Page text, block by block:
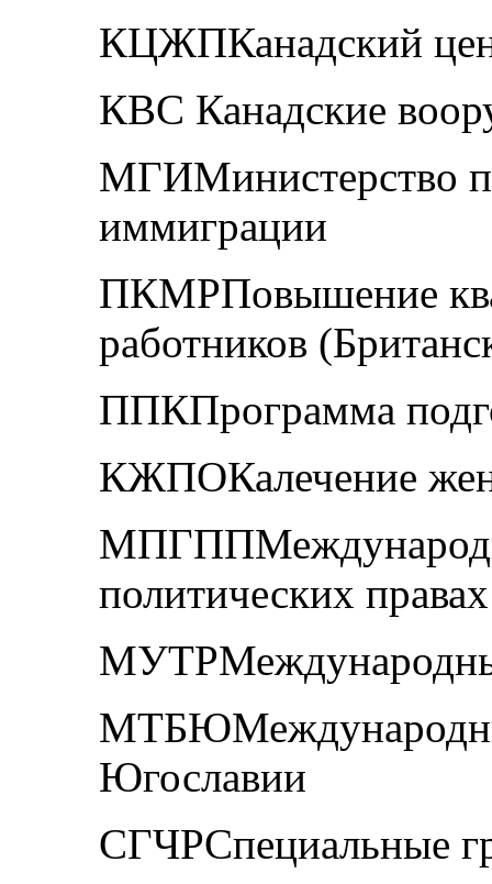
КЦЖПКанадский
КВС Канадские
МГИМинистерство
иммиграции
ПКМРПовышение
работников
ППКПрограмма
КЖПОКалечение
политических правах
Югославии
СГЧРСпециальные